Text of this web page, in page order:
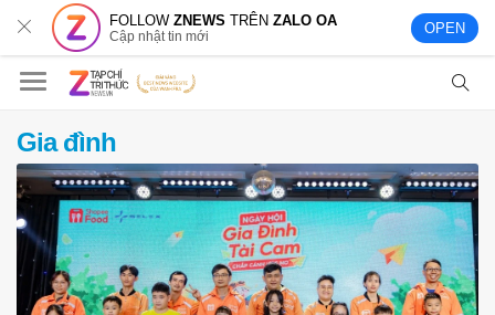
FOLLOWZNEWS TRÊNZALO OA
Cập nhật tin mới OPEN
Gia đình